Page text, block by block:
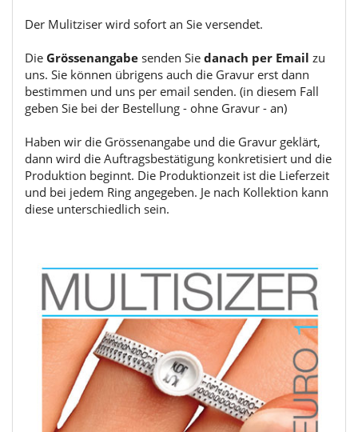
Der Mulitziser wird sofort an Sie versendet.
Die Grössenangabe senden Sie danach per Email zu
uns. Sie können übrigens auch die Gravur erst dann
bestimmen und uns per email senden. (in diesem Fall
geben Sie bei der Bestellung - ohne Gravur - an)
Haben wir die Grössenangabe und die Gravur geklärt,
dann wird die Auftragsbestätigung konkretisiert und die
Produktion beginnt. Die Produktionzeit ist die Lieferzeit
und bei jedem Ring angegeben. Je nach Kollektion kann
diese unterschiedlich sein.